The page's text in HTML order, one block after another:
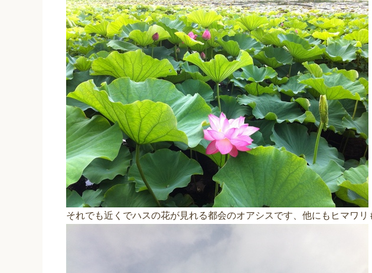
それでも近くでハスの花が見れる都会のオアシスです、他にもヒマワリ